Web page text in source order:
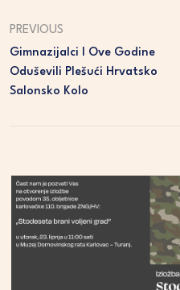
PREVIOUS
Gimnazijalci I Ove Godine
Oduševili Plešući Hrvatsko
Salonsko Kolo